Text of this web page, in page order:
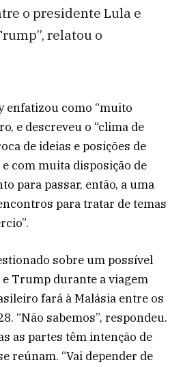
o presidente Lula e
relatou o
enfatizou como “muito
e descreveu o “clima de
de ideias e posições de
com muita disposição de
para passar, então, a uma
para tratar de temas
sobre um possível
Trump durante a viagem
fará à Malásia entre os
“Não sabemos”, respondeu.
as partes têm intenção de
reúnam. “Vai depender de